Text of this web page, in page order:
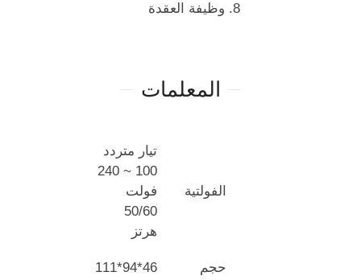
8. وظيفة العقدة
المعلمات
الفولتية
تيار متردد
100 ~ 240
فولت
50/60
هرتز
حجم 46*94*111